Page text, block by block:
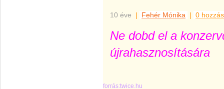
10 éve | Fehér Mónika | 0
Ne dobd el a
újrahasznosítására
forrás:twice.hu